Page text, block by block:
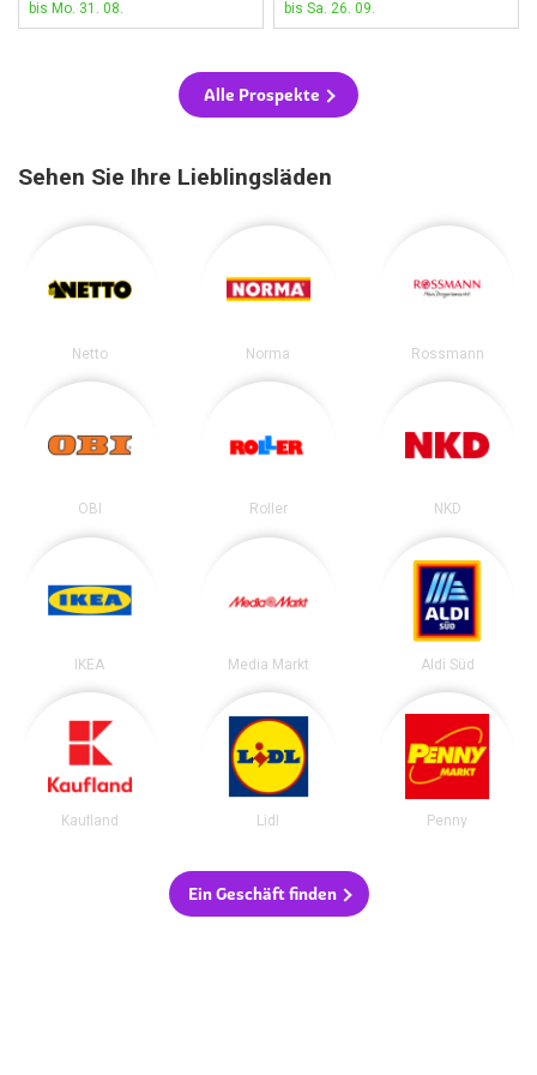
bis Mo. 31. 08. bis Sa. 26. 09.
Alle Prospekte
Sehen Sie Ihre Lieblingsläden
Netto Norma Rossmann
OBI Roller NKD
IKEA Media Markt Aldi Süd
Kaufland Lidl Penny
Ein Geschäft finden